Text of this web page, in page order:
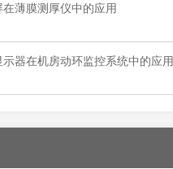
薄膜测厚仪中的应用
器在机房动环监控系统中的应用